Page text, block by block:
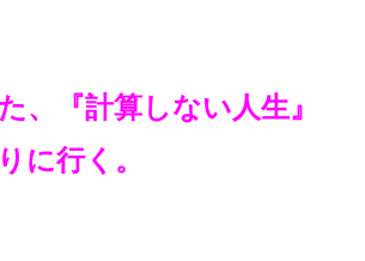
、『計算しない人生』
に行く。